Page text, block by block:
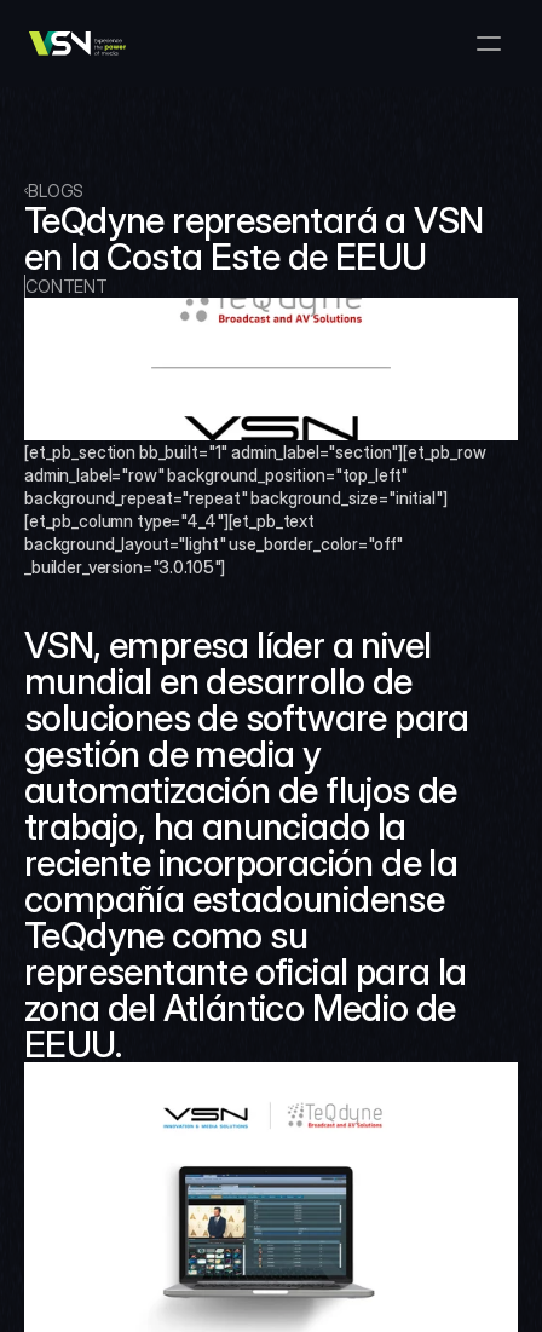
VSN Crea
VSN Uno TV
VSN Noticias Conectar
VSN Noticias Conectar
VSNExplorer + VSNOne TV
Flujo de Trabajo de Producción de Medios
VSNExplorer + Wedit
Intercambio de Medios
VSNExplorer
Noticias y Entretenimiento en Vivo
Empresa
Select Language
Spanish (Spain)
ES HÁBLANOS
BLOGS
TeQdyne representará a VSN
en la Costa Este de EEUU
CONTENT
[et_pb_section bb_built="1" admin_label="section"][et_pb_row
admin_label="row" background_position="top_left"
background_repeat="repeat" background_size="initial"]
[et_pb_column type="4_4"][et_pb_text
background_layout="light" use_border_color="off"
_builder_version="3.0.105"]
VSN, empresa líder a nivel
mundial en desarrollo de
soluciones de software para
gestión de media y
automatización de flujos de
trabajo, ha anunciado la
reciente incorporación de la
compañía estadounidense
TeQdyne como su
representante oficial para la
zona del Atlántico Medio de
EEUU.